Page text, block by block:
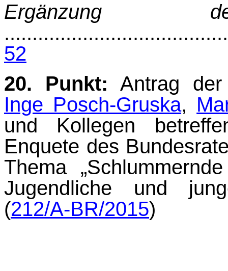
Ergänzung
52
20. Punkt: Antrag
Inge Posch-Gruska,
und Kollegen
Enquete des
Thema
Jugendliche und
(212/A-BR/2015)